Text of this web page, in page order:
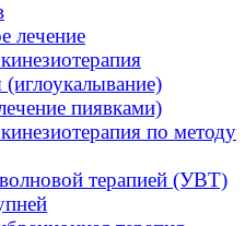
лечение
(иглоукалывание)
пиявками)
по методу
терапией (УВТ)